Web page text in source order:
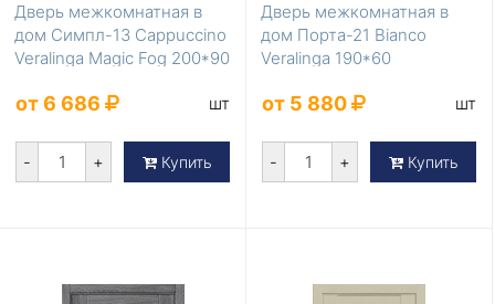
Дверь межкомнатная в
дом Симпл-13 Cappuccino
Veralinga Magic Fog 200*90
от 6 686 шт
- + Купить
Дверь межкомнатная в
дом Порта-21 Bianco
Veralinga 190*60
от 5 880 шт
- + Купить